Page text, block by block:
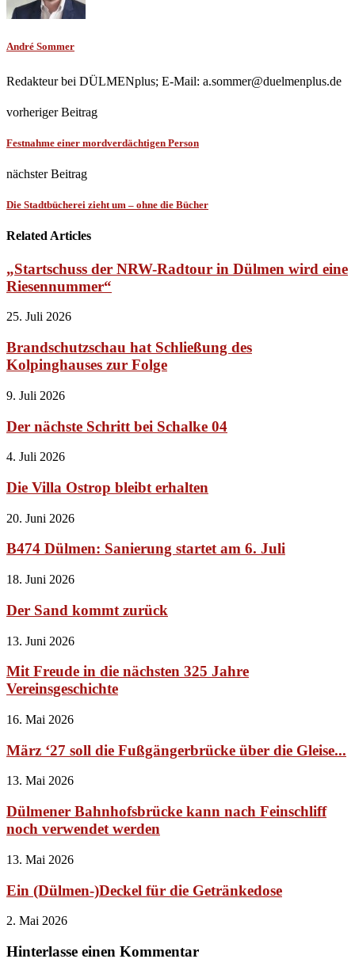
André Sommer
Redakteur bei DÜLMENplus; E-Mail: a.sommer@duelmenplus.de
vorheriger Beitrag
Festnahme einer mordverdächtigen Person
nächster Beitrag
Die Stadtbücherei zieht um – ohne die Bücher
Related Articles
„Startschuss der NRW-Radtour in Dülmen wird eine
Riesennummer“
25. Juli 2026
Brandschutzschau hat Schließung des
Kolpinghauses zur Folge
9. Juli 2026
Der nächste Schritt bei Schalke 04
4. Juli 2026
Die Villa Ostrop bleibt erhalten
20. Juni 2026
B474 Dülmen: Sanierung startet am 6. Juli
18. Juni 2026
Der Sand kommt zurück
13. Juni 2026
Mit Freude in die nächsten 325 Jahre
Vereinsgeschichte
16. Mai 2026
März ‘27 soll die Fußgängerbrücke über die Gleise...
13. Mai 2026
Dülmener Bahnhofsbrücke kann nach Feinschliff
noch verwendet werden
13. Mai 2026
Ein (Dülmen-)Deckel für die Getränkedose
2. Mai 2026
Hinterlasse einen Kommentar